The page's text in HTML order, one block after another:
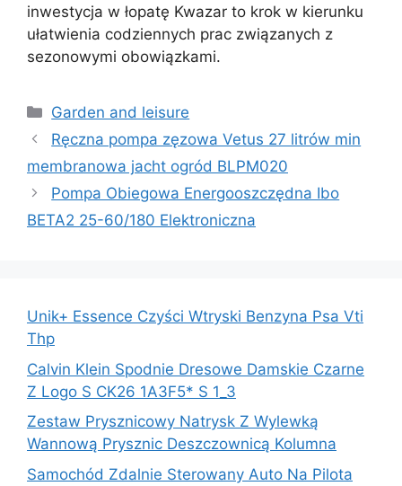
inwestycja w łopatę Kwazar to krok w kierunku
ułatwienia codziennych prac związanych z
sezonowymi obowiązkami.
Kategorie
Garden and leisure
Ręczna pompa zęzowa Vetus 27 litrów min
membranowa jacht ogród BLPM020
Pompa Obiegowa Energooszczędna Ibo
BETA2 25-60/180 Elektroniczna
Unik+ Essence Czyści Wtryski Benzyna Psa Vti
Thp
Calvin Klein Spodnie Dresowe Damskie Czarne
Z Logo S CK26 1A3F5* S 1_3
Zestaw Prysznicowy Natrysk Z Wylewką
Wannową Prysznic Deszczownicą Kolumna
Samochód Zdalnie Sterowany Auto Na Pilota